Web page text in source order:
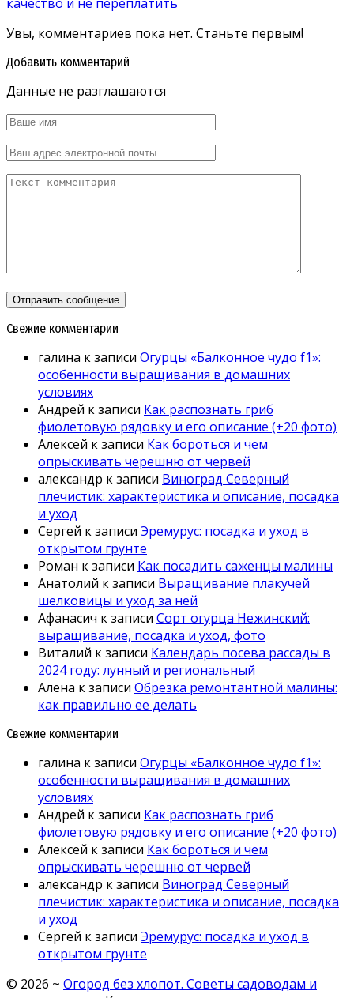
Увы, комментариев пока нет. Станьте первым!
Добавить комментарий
Данные не разглашаются
Свежие комментарии
галина к записи Огурцы «Балконное чудо f1»:
особенности выращивания в домашних
условиях
Андрей к записи Как распознать гриб
фиолетовую рядовку и его описание (+20 фото)
Алексей к записи Как бороться и чем
опрыскивать черешню от червей
александр к записи Виноград Северный
плечистик: характеристика и описание, посадка
и уход
Сергей к записи Эремурус: посадка и уход в
открытом грунте
Роман к записи Как посадить саженцы малины
Анатолий к записи Выращивание плакучей
шелковицы и уход за ней
Афанасич к записи Сорт огурца Нежинский:
выращивание, посадка и уход, фото
Виталий к записи Календарь посева рассады в
2024 году: лунный и региональный
Алена к записи Обрезка ремонтантной малины:
как правильно ее делать
Свежие комментарии
галина к записи Огурцы «Балконное чудо f1»:
особенности выращивания в домашних
условиях
Андрей к записи Как распознать гриб
фиолетовую рядовку и его описание (+20 фото)
Алексей к записи Как бороться и чем
опрыскивать черешню от червей
александр к записи Виноград Северный
плечистик: характеристика и описание, посадка
и уход
Сергей к записи Эремурус: посадка и уход в
открытом грунте
© 2026 ~ Огород без хлопот. Советы садоводам и